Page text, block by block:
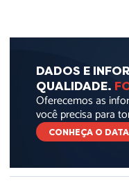
DADOS E
QUALIDADE.
Oferecemos as
você precisa para
CONHEÇA O